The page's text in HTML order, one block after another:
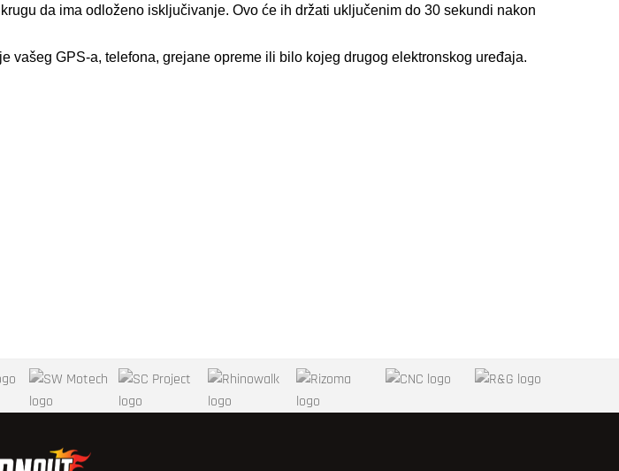
da ima odloženo isključivanje. Ovo će ih držati uključenim do 30 sekundi nakon
vašeg GPS-a, telefona, grejane opreme ili bilo kojeg drugog elektronskog uređaja.